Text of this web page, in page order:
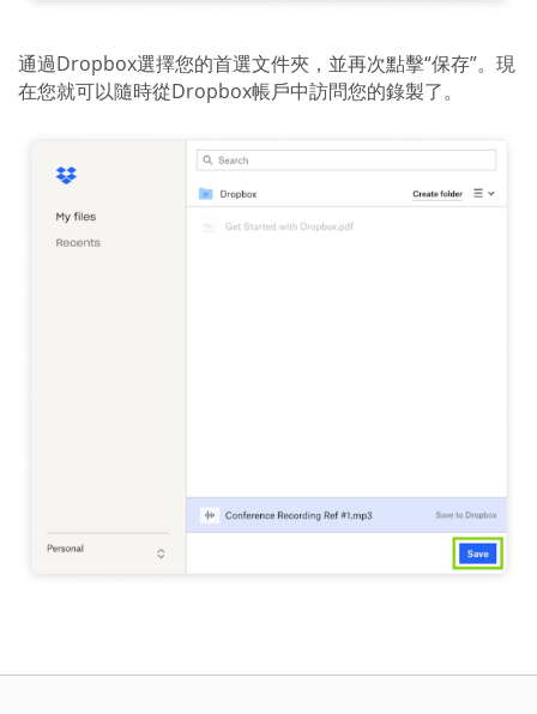
通過Dropbox選擇您的首選文件夾，並再次點擊“保存”。現
在您就可以隨時從Dropbox帳戶中訪問您的錄製了。